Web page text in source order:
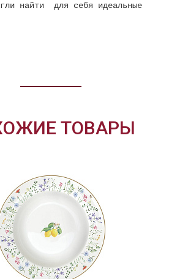
найти для себя идеальные
ТОВАРЫ